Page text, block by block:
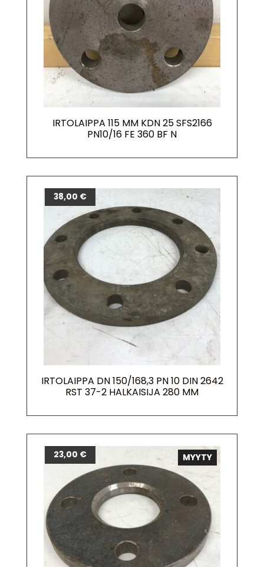
IRTOLAIPPA 115 MM KDN 25 SFS2166
PN10/16 FE 360 BF N
IRTOLAIPPA DN 150/168,3 PN 10 DIN 2642
RST 37-2 HALKAISIJA 280 MM
38,00 €
MYYTY
23,00 €